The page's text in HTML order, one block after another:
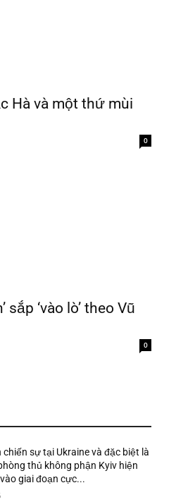
Hà và một thứ mùi
0
sắp ‘vào lò’ theo Vũ
0
chiến sự tại Ukraine và đặc biệt là
thủ không phận Kyiv hiện
giai đoạn cực...